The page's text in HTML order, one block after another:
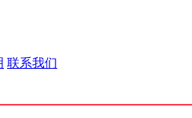
联系我们